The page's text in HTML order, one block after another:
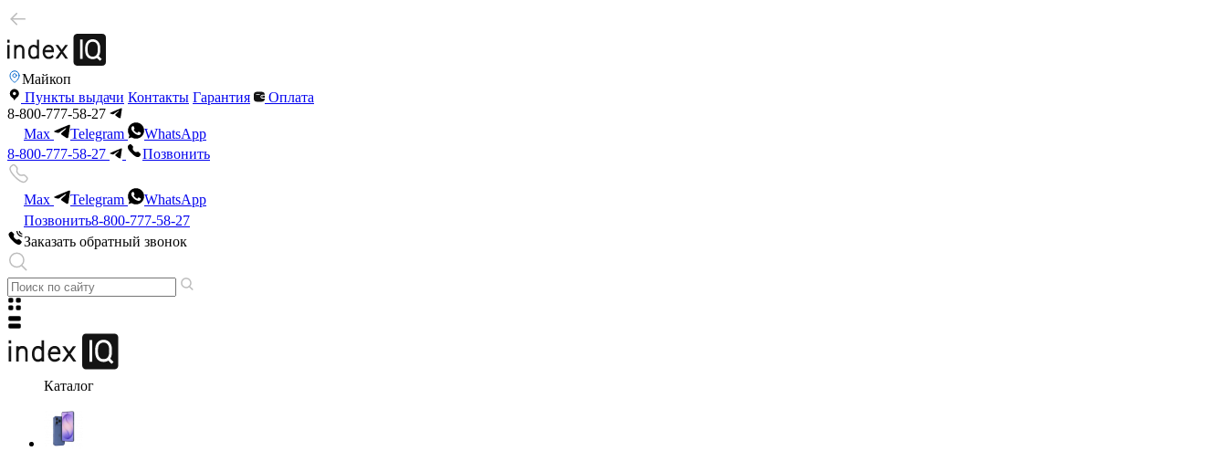
Майкоп
Пункты выдачи Контакты Гарантия
Оплата
8-800-777-58-27
Max
Telegram
WhatsApp
8-800-777-58-27
Позвонить
Max Telegram
WhatsApp
Позвонить8-800-777-58-27
Заказать обратный звонок
Каталог